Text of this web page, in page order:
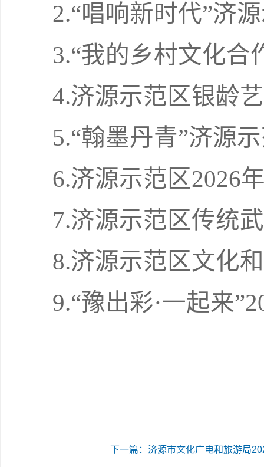
2.“唱响新时代”济
3.“我的乡村文化合
4.济源示范区银龄
5.“翰墨丹青”济源
6.济源示范区2026
7.济源示范区传统
8.济源示范区文化
9.“豫出彩·一起来
下一篇：济源市文化广电和旅游局